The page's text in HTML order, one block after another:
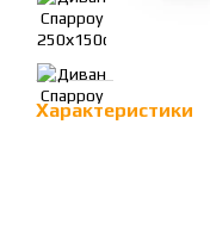
Характеристики